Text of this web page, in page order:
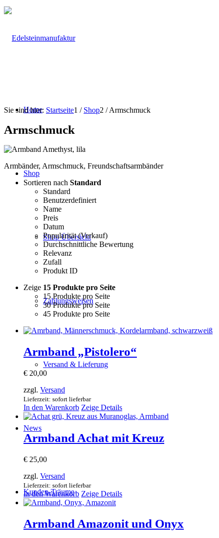
Home
Shop
Shop Übersicht
Zahlungsweisen
Versand & Lieferung
News
Kunden-Träume
Sie sind hier: Startseite1 / Shop2 / Armschmuck
Armschmuck
Armbänder, Armschmuck, Freundschaftsarmbänder
Sortieren nach Standard
Standard
Benutzerdefiniert
Name
Preis
Datum
Popularität (Verkauf)
Durchschnittliche Bewertung
Relevanz
Zufall
Produkt ID
Zeige 15 Produkte pro Seite
15 Produkte pro Seite
30 Produkte pro Seite
45 Produkte pro Seite
Armband „Pistolero“
€ 20,00
zzgl. Versand
Lieferzeit: sofort lieferbar
In den Warenkorb Zeige Details
Armband Achat mit Kreuz
€ 25,00
zzgl. Versand
Lieferzeit: sofort lieferbar
In den Warenkorb Zeige Details
Armband Amazonit und Onyx